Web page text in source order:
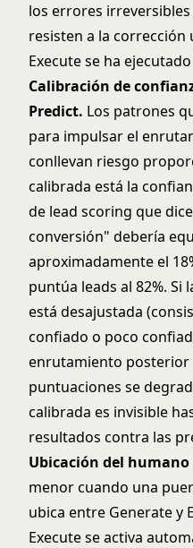
los errores
resisten a la corrección
Execute se ha
Calibración de
Predict. Los patrones
para impulsar el
conllevan riesgo
calibrada está la
de lead scoring que
conversión" debería
aproximadamente el
puntúa leads al 82%. Si
está desajustada
confiado o poco
enrutamiento posterior
puntuaciones se
calibrada es invisible
resultados contra las
Ubicación del humano
menor cuando una
ubica entre Generate y
Execute se activa